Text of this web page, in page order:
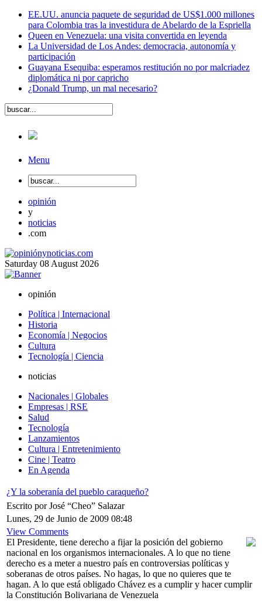
EE.UU. anuncia paquete de seguridad de US$1.000 millones
para Colombia tras la investidura de Abelardo de la Espriella
Queen en Venezuela: una visita convertida en leyenda
La Universidad de Los Andes: democracia, autonomía y
participación
Guayana Esequiba: esperamos restitución no por malcriadez
diplomática ni por capricho
¿Donald Trump, un mal necesario?
Menu
opinión
y
noticias
.com
Saturday 08 August 2026
opinión
Política | Internacional
Historia
Economía | Negocios
Cultura
Tecnología | Ciencia
noticias
Nacionales | Globales
Empresas | RSE
Salud
Tecnología
Lanzamientos
Cultura | Entretenimiento
Cine | Teatro
En Agenda
¿Y la soberanía del pueblo caraqueño?
Escrito por José “Cheo” Salazar
Lunes, 29 de Junio de 2009 08:48
View Comments
El Presidente, tiene derecho a fijar la posición del gobierno
nacional en los organismos internacionales. A lo que no tiene
derecho es a meter a nuestro país en controversias políticas y
soberanas de otros países. No hagas, lo que no quieres que te
hagan. A lo que está obligado Chávez es a cumplir y hacer cumplir
la Constitución Bolivariana de Venezuela